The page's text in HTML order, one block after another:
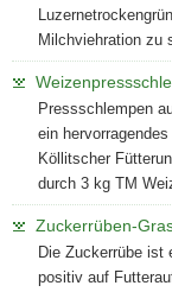
Milchviehration zu
Pressschlempen
ein
Köllitscher
durch 3 kg TM
Zuckerrüben-
Die Zuckerrübe ist
positiv auf